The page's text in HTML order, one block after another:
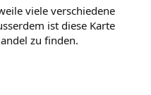
viele verschiedene
ist diese Karte
zu finden.